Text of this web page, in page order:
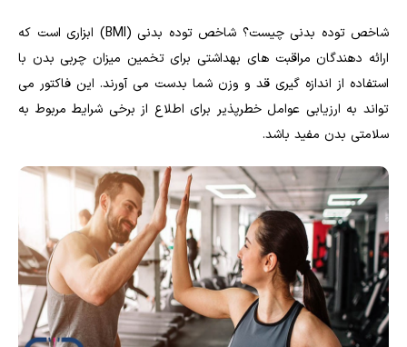
شاخص توده بدنی چیست؟ شاخص توده بدنی (BMI) ابزاری است که
ارائه دهندگان مراقبت های بهداشتی برای تخمین میزان چربی بدن با
استفاده از اندازه گیری قد و وزن شما بدست می آورند. این فاکتور می
تواند به ارزیابی عوامل خطرپذیر برای اطلاع از برخی شرایط مربوط به
سلامتی بدن مفید باشد.